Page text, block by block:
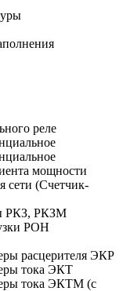
реле
мощности
сети (Счетчик-
РКЗ, РКЗМ
РОН
расцерителя ЭКР
тока ЭКТ
тока ЭКТМ (с